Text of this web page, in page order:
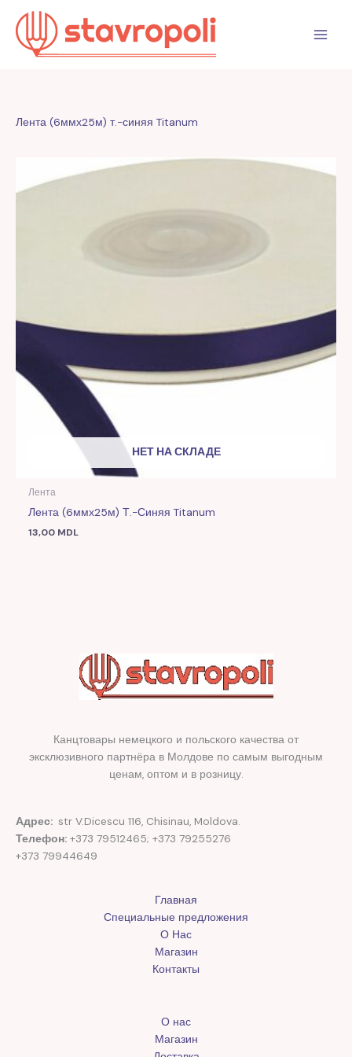
Перейти
содержимому
Лента (6ммх25м) т.-синяя Titanum
НЕТ НА СКЛАДЕ
Лента
Лента (6ммх25м) Т.-Синяя Titanum
13,00 MDL
Канцтовары немецкого и польского качества от
эксклюзивного партнёра в Молдове по самым выгодным
ценам, оптом и в розницу.
Адрес: str V.Dicescu 116, Chisinau, Moldova.
Телефон: +373 79512465; +373 79255276
+373 79944649
Главная
Специальные предложения
О Нас
Магазин
Контакты
О нас
Магазин